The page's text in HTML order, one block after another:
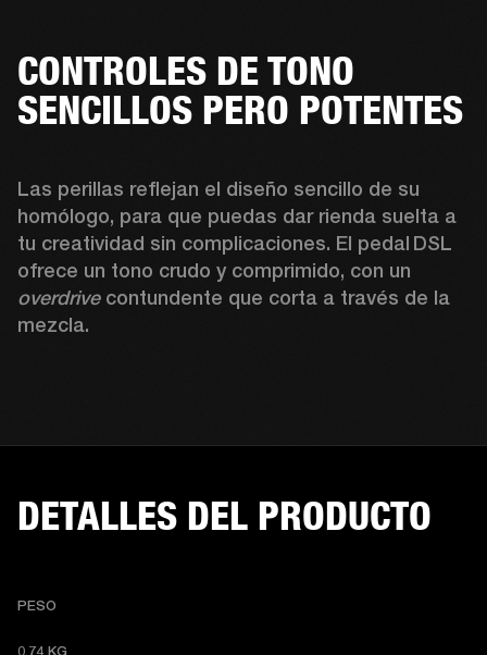
CONTROLES DE TONO
SENCILLOS PERO POTENTES
Las perillas reflejan el diseño sencillo de su
homólogo, para que puedas dar rienda suelta a
tu creatividad sin complicaciones. El pedal DSL
overdrive contundente que corta a través de la
mezcla.
DETALLES DEL PRODUCTO
PESO
0,74 KG